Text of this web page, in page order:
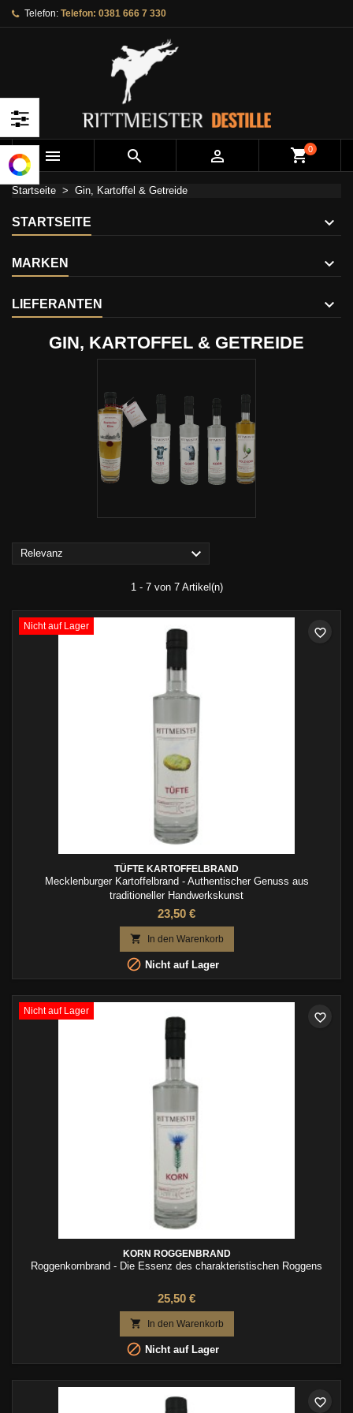
Telefon: Telefon: 0381 666 7 330
   0
Startseite Gin, Kartoffel & Getreide
STARTSEITE
MARKEN
LIEFERANTEN
GIN, KARTOFFEL & GETREIDE
Relevanz 
1 - 7 von 7 Artikel(n)
Nicht auf Lager
TÜFTE KARTOFFELBRAND
Mecklenburger Kartoffelbrand - Authentischer Genuss aus
traditioneller Handwerkskunst
23,50 €
 In den Warenkorb
 Nicht auf Lager
favorite_border
Nicht auf Lager
KORN ROGGENBRAND
Roggenkornbrand - Die Essenz des charakteristischen Roggens
25,50 €
 In den Warenkorb
 Nicht auf Lager
favorite_border
favorite_border
Ihre Wunschlisten ×
Neue Liste anlegen
((modalTitle)) ×
((confirmMessage))
((cancelText)) ((modalDeleteText))
Wunschliste erstellen ×
Name der Wunschliste
Abbrechen Wunschliste erstellen
Anmelden ×
Sie müssen angemeldet sein, um Artikel Ihrer
Wunschliste hinzufügen zu können.